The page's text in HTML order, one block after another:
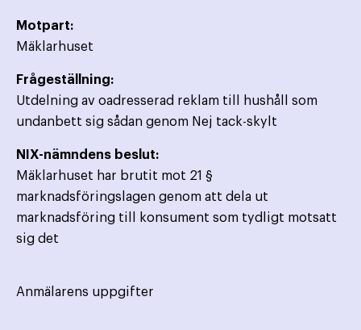
Motpart:
Mäklarhuset
Frågeställning:
Utdelning av oadresserad reklam till hushåll som
undanbett sig sådan genom Nej tack-skylt
NIX-nämndens beslut:
Mäklarhuset har brutit mot 21 §
marknadsföringslagen genom att dela ut
marknadsföring till konsument som tydligt motsatt
sig det
Anmälarens uppgifter